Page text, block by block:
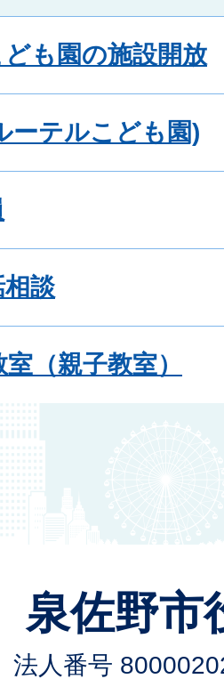
も園の施設開放
ーテルこども園)
談
（親子教室）
泉佐野市
法人番号